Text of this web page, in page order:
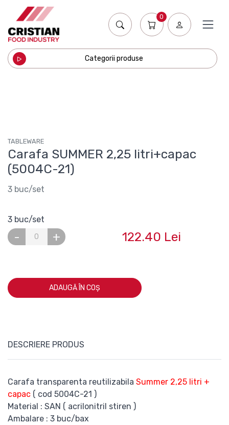
0
Categorii produse
TABLEWARE
Carafa SUMMER 2,25 litri+capac
(5004C-21)
3 buc/set
3 buc/set
- + 122.40 Lei
ADAUGĂ ÎN COȘ
DESCRIERE PRODUS
Carafa transparenta reutilizabila Summer 2,25 litri +
capac ( cod 5004C-21 )
Material : SAN ( acrilonitril stiren )
Ambalare : 3 buc/bax